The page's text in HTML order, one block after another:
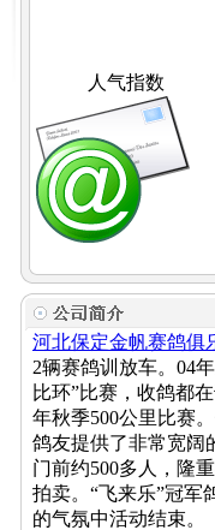
人气指数
河北保定金帆赛鸽俱
2辆赛鸽训放车。04
比环”比赛，收鸽都
年秋季500公里比赛
鸽友提供了非常宽阔
门前约500多人，隆
拍卖。“飞来乐”冠军
的气氛中活动结束。